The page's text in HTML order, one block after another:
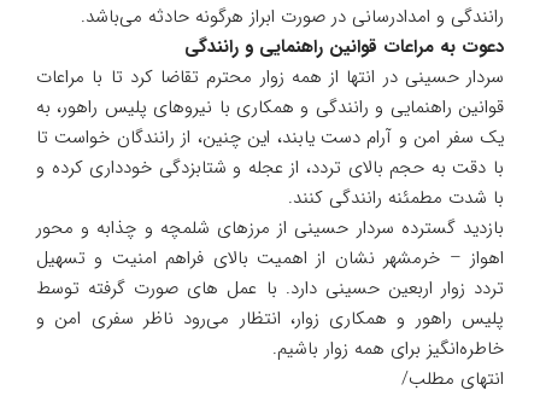
رانندگی و امدادرسانی در صورت ابراز هرگونه حادثه می‌باشد.
دعوت به مراعات قوانین راهنمایی و رانندگی
سردار حسینی در انتها از همه زوار محترم تقاضا کرد تا با مراعات
قوانین راهنمایی و رانندگی و همکاری با نیرو‌های پلیس راهور، به
یک سفر امن و آرام دست یابند، این چنین، از رانندگان خواست تا
با دقت به حجم بالای تردد، از عجله و شتابزدگی خودداری کرده و
با شدت مطمئنه رانندگی کنند.
بازدید گسترده سردار حسینی از مرز‌های شلمچه و چذابه و محور
اهواز – خرمشهر نشان از اهمیت بالای فراهم امنیت و تسهیل
تردد زوار اربعین حسینی دارد. با عمل های صورت گرفته توسط
پلیس راهور و همکاری زوار، انتظار می‌رود ناظر سفری امن و
خاطره‌انگیز برای همه زوار باشیم.
انتهای مطلب/